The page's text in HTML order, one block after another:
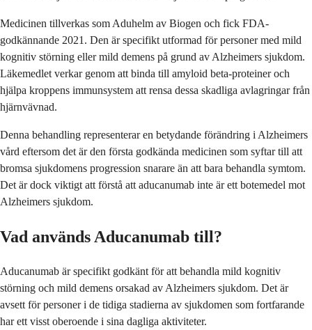
Medicinen tillverkas som Aduhelm av Biogen och fick FDA-
godkännande 2021. Den är specifikt utformad för personer med mild
kognitiv störning eller mild demens på grund av Alzheimers sjukdom.
Läkemedlet verkar genom att binda till amyloid beta-proteiner och
hjälpa kroppens immunsystem att rensa dessa skadliga avlagringar från
hjärnvävnad.
Denna behandling representerar en betydande förändring i Alzheimers
vård eftersom det är den första godkända medicinen som syftar till att
bromsa sjukdomens progression snarare än att bara behandla symtom.
Det är dock viktigt att förstå att aducanumab inte är ett botemedel mot
Alzheimers sjukdom.
Vad används Aducanumab till?
Aducanumab är specifikt godkänt för att behandla mild kognitiv
störning och mild demens orsakad av Alzheimers sjukdom. Det är
avsett för personer i de tidiga stadierna av sjukdomen som fortfarande
har ett visst oberoende i sina dagliga aktiviteter.